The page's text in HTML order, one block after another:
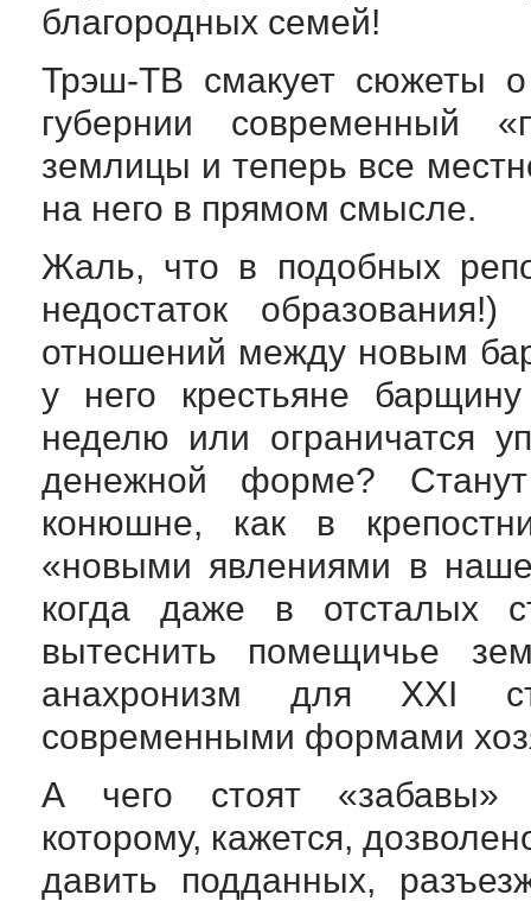
благородных семей!
Трэш-ТВ смакует сюжеты
губернии современный
землицы и теперь все
на него в прямом смысле.
Жаль, что в подобных
недостаток
отношений между новым
у него крестьяне
неделю или ограничатся
денежной форме?
конюшне, как в
«новыми явлениями в
когда даже в отсталых
вытеснить помещичье
анахронизм для ХХI
современными формами
А чего стоят «забавы»
которому, кажется,
давить подданных,